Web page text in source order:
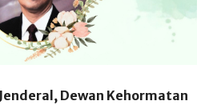
Dewan Kehormatan